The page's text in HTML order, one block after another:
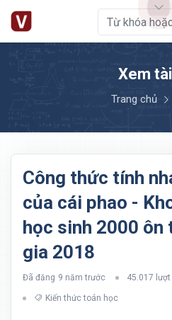
Xem
Trang chủ
Công thức tính
của cái phao -
học sinh 2000 ôn
gia 2018
Đã đăng 9 năm trước 45.017 lượt
Kiến thức toán học